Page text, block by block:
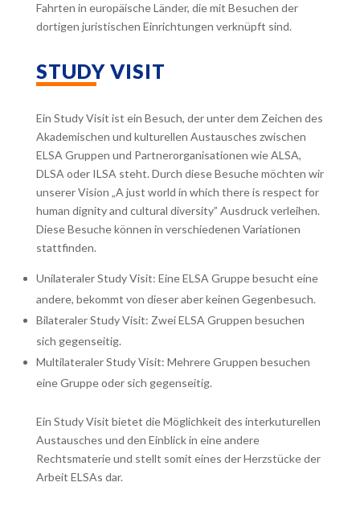
Fahrten in europäische Länder, die mit Besuchen der
dortigen juristischen Einrichtungen verknüpft sind.
STUDY VISIT
Ein Study Visit ist ein Besuch, der unter dem Zeichen des
Akademischen und kulturellen Austausches zwischen
ELSA Gruppen und Partnerorganisationen wie ALSA,
DLSA oder ILSA steht. Durch diese Besuche möchten wir
unserer Vision „A just world in which there is respect for
human dignity and cultural diversity” Ausdruck verleihen.
Diese Besuche können in verschiedenen Variationen
stattfinden.
Unilateraler Study Visit: Eine ELSA Gruppe besucht eine
andere, bekommt von dieser aber keinen Gegenbesuch.
Bilateraler Study Visit: Zwei ELSA Gruppen besuchen
sich gegenseitig.
Multilateraler Study Visit: Mehrere Gruppen besuchen
eine Gruppe oder sich gegenseitig.
Ein Study Visit bietet die Möglichkeit des interkuturellen
Austausches und den Einblick in eine andere
Rechtsmaterie und stellt somit eines der Herzstücke der
Arbeit ELSAs dar.